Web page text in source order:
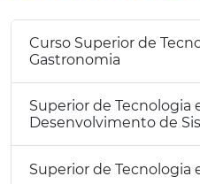
Curso Superior de
Gastronomia
Superior de Tecnologia
Desenvolvimento de
Superior de Tecnologia